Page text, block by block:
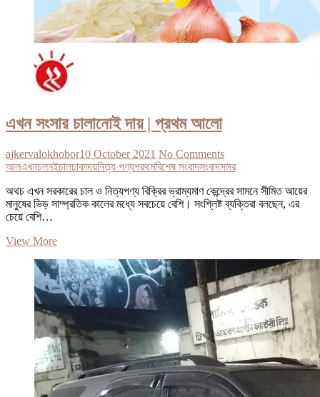
এখন সংসার চালানোই দায় | প্রথম আলো
ajkervalokhobor10 October 2021 No Comments
আলএখনচলনইচালঢাকাদয়নিত্য পণ্যপরথমবিশেষ সংবাদসংবাদসসর
অথচ এখন সরকারের চাল ও নিত্যপণ্য বিক্রির ভ্রাম্যমাণ কেন্দ্রের সামনে সীমিত আয়ের
মানুষের ভিড় সাম্প্রতিক কালের মধ্যে সবচেয়ে বেশি। সংশ্লিষ্ট ব্যক্তিরা বলছেন, এর
চেয়ে বেশি…
View Moreএখন
চালানোই
দায়
|
প্রথম
আলো